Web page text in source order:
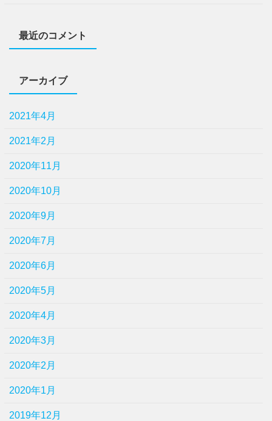
最近のコメント
アーカイブ
2021年4月
2021年2月
2020年11月
2020年10月
2020年9月
2020年7月
2020年6月
2020年5月
2020年4月
2020年3月
2020年2月
2020年1月
2019年12月